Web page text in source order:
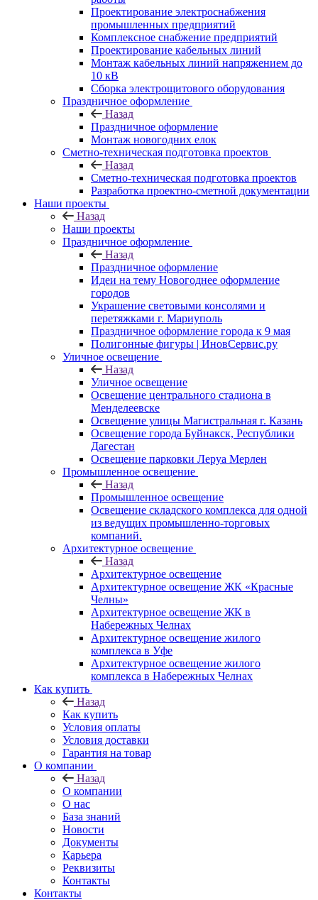
Проектирование электроснабжения
промышленных предприятий
Комплексное снабжение предприятий
Проектирование кабельных линий
Монтаж кабельных линий напряжением до
10 кВ
Сборка электрощитового оборудования
Праздничное оформление
Назад
Праздничное оформление
Монтаж новогодних елок
Сметно-техническая подготовка проектов
Назад
Сметно-техническая подготовка проектов
Разработка проектно-сметной документации
Наши проекты
Назад
Наши проекты
Праздничное оформление
Назад
Праздничное оформление
Идеи на тему Новогоднее оформление
городов
Украшение световыми консолями и
перетяжками г. Мариуполь
Праздничное оформление города к 9 мая
Полигонные фигуры | ИновСервис.ру
Уличное освещение
Назад
Уличное освещение
Освещение центрального стадиона в
Менделеевске
Освещение улицы Магистральная г. Казань
Освещение города Буйнакск, Республики
Дагестан
Освещение парковки Леруа Мерлен
Промышленное освещение
Назад
Промышленное освещение
Освещение складского комплекса для одной
из ведущих промышленно-торговых
компаний.
Архитектурное освещение
Назад
Архитектурное освещение
Архитектурное освещение ЖК «Красные
Челны»
Архитектурное освещение ЖК в
Набережных Челнах
Архитектурное освещение жилого
комплекса в Уфе
Архитектурное освещение жилого
комплекса в Набережных Челнах
Как купить
Назад
Как купить
Условия оплаты
Условия доставки
Гарантия на товар
О компании
Назад
О компании
О нас
База знаний
Новости
Документы
Карьера
Реквизиты
Контакты
Контакты